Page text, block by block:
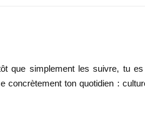
que simplement les suivre, tu
concrètement ton quotidien :